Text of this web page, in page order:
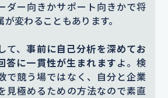
ダー向きかサポート向きかで将
が変わることもあります。
て、事前に自己分析を深めてお
答に一貫性が生まれます よ。検
で競う場ではなく、自分と企業
見極めるための方法なので素直